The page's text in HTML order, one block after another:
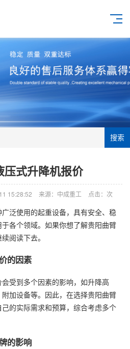
搜索
压式升降机报价
15:28:52 来源：中成重工 点击： 次
泛使用的起重设备，具有安全、稳
各个领域。如果你想了解贵阳曲臂
阅读下去。
的因素
受到多个因素的影响，如升降高
加设备等。因此，在选择贵阳曲臂
的实际需求和预算，综合考虑多个
的影响